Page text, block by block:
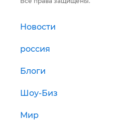
Новости
россия
Блоги
Шоу-Биз
Мир